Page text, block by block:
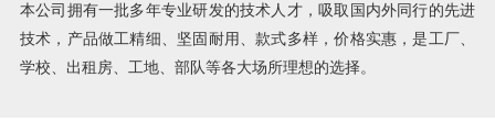
本公司拥有一批多年专业研发的技术人才，吸取国内外同行的先进
技术，产品做工精细、坚固耐用、款式多样，价格实惠，是工厂、
学校、出租房、工地、部队等各大场所理想的选择。